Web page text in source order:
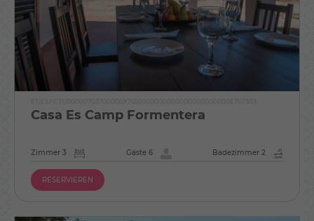
Casa Es Camp Formentera
Zimmer 3 Gäste 6 Badezimmer 2
RESERVIEREN